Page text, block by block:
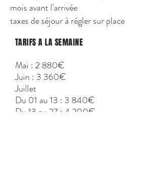
mois avant l'arrivée
taxes de séjour à régler sur place
TARIFS A LA SEMAINE
Mai : 2 880€
Juin : 3 360€
Juillet
Du 01 au 13 : 3 840€
Du 13 au 27 : 4 200€